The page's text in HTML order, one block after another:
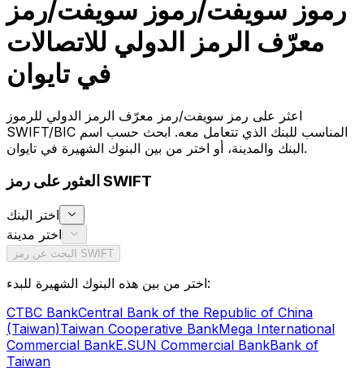
رموز سويفت/رموز سويفت/رمز
معرّف الرمز الدولي للاتصالات
في تايوان
اعثر على رمز سويفت/رمز معرّف الرمز الدولي للرموز
SWIFT/BIC المناسب للبنك الذي تتعامل معه. ابحث حسب اسم
البنك والمدينة، أو اختر من بين البنوك الشهيرة في تايوان.
العثور على رمز SWIFT
اختر البنك
اختر مدينة
البحث عن رمز SWIFT
اختر من بين هذه البنوك الشهيرة للبدء:
CTBC BankCentral Bank of the Republic of China
(Taiwan)Taiwan Cooperative BankMega International
Commercial BankE.SUN Commercial BankBank of
Taiwan